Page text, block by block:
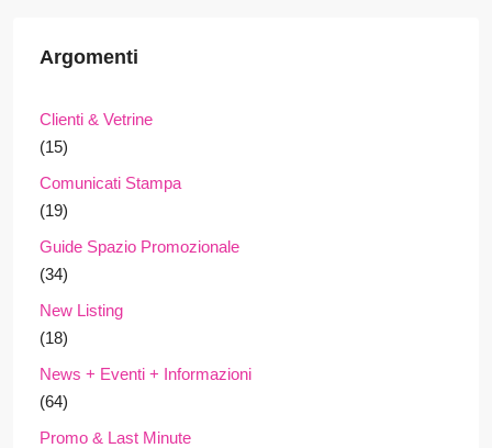
Argomenti
Clienti & Vetrine
(15)
Comunicati Stampa
(19)
Guide Spazio Promozionale
(34)
New Listing
(18)
News + Eventi + Informazioni
(64)
Promo & Last Minute